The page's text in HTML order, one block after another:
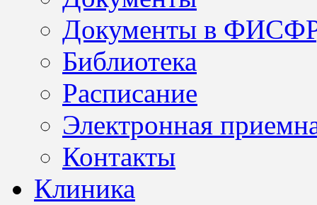
Документы в
Библиотека
Расписание
Электронная
Контакты
Клиника